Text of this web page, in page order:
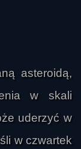
asteroidą,
w skali
uderzyć w
w czwartek